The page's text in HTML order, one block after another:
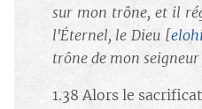
sur mon trône, et il
l'Éternel, le Dieu [
trône de mon
1.38 Alors le